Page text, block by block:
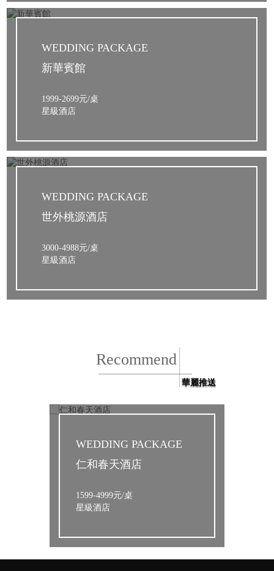
WEDDING PACKAGE
新華賓館
1999-2699元/桌
星級酒店
WEDDING PACKAGE
世外桃源酒店
3000-4988元/桌
星級酒店
WEDDING PACKAGE
仁和春天酒店
1599-4999元/桌
星級酒店